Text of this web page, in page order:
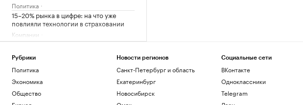
Политика
15–20% рынка в цифре: на что уже
повлияли технологии в страховании
Компании
Жара до 39 градусов ожидается в
Краснодарский край
Школы с отличием: как изменилось
представление об учебе рядом с домом
РБК и ПИК Серия плюс
Рубрики
Политика
Экономика
Общество
Новости регионов
Санкт-Петербург и область
Екатеринбург
Новосибирск
Социальные сети
ВКонтакте
Одноклассники
Telegram